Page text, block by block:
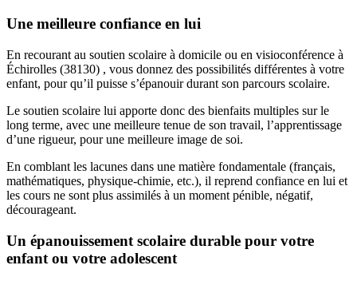
Une meilleure confiance en lui
En recourant au soutien scolaire à domicile ou en visioconférence à
Échirolles (38130) , vous donnez des possibilités différentes à votre
enfant, pour qu’il puisse s’épanouir durant son parcours scolaire.
Le soutien scolaire lui apporte donc des bienfaits multiples sur le
long terme, avec une meilleure tenue de son travail, l’apprentissage
d’une rigueur, pour une meilleure image de soi.
En comblant les lacunes dans une matière fondamentale (français,
mathématiques, physique-chimie, etc.), il reprend confiance en lui et
les cours ne sont plus assimilés à un moment pénible, négatif,
décourageant.
Un épanouissement scolaire durable pour votre
enfant ou votre adolescent